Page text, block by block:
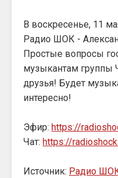
В воскресенье, 11
Радио ШОК -
Простые вопросы
музыкантам группы
друзья! Будет
интересно!
Эфир: https://
Чат: https://
Источник: Радио